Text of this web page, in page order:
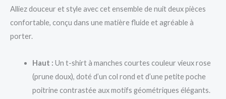
Alliez douceur et style avec cet ensemble de nuit deux pièces
confortable, conçu dans une matière fluide et agréable à
porter.
Haut : Un t-shirt à manches courtes couleur vieux rose
(prune doux), doté d’un col rond et d’une petite poche
poitrine contrastée aux motifs géométriques élégants.